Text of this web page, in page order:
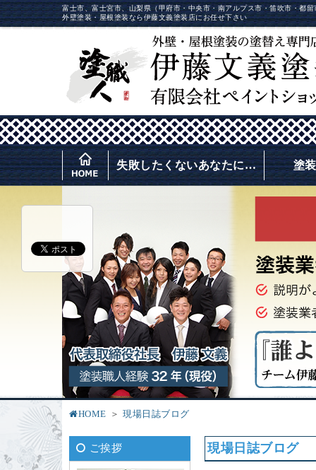
富士市、富士宮市、山梨県（甲府市・中央市・南アルプス市・笛吹市・都
外壁塗装・屋根塗装なら伊藤文義塗装店にお任せ下さい
失敗したくないあなたに… 塗
HOME 現場日誌ブログ
ご挨拶 現場日誌ブログ